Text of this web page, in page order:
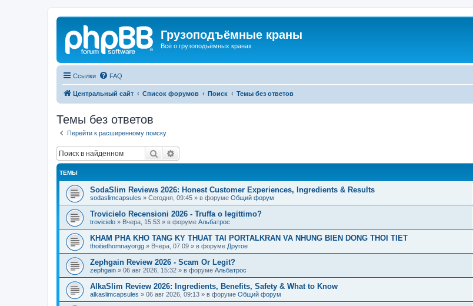
Грузоподъёмные краны
Всё о грузоподъёмных кранах
Ссылки FAQ
Центральный сайт Список форумов Поиск Темы без ответов
Темы без ответов
Перейти к расширенному поиску
Поиск
ТЕМЫ
SodaSlim Reviews 2026: Honest Customer Experiences, Ingredients & Results
sodaslimcapsules » Сегодня, 09:45 » в форуме Общий форум
Trovicielo Recensioni 2026 - Truffa o legittimo?
trovicielo » Вчера, 15:53 » в форуме Альбатрос
KHAM PHA KHO TANG KY THUAT TAI PORTALKRAN VA NHUNG BIEN DONG THOI TIET
thoitiethomnayorgg » Вчера, 07:09 » в форуме Другое
Zephgain Review 2026 - Scam Or Legit?
zephgain » 06 авг 2026, 15:32 » в форуме Альбатрос
AlkaSlim Review 2026: Ingredients, Benefits, Safety & What to Know
alkaslimcapsules » 06 авг 2026, 09:13 » в форуме Общий форум